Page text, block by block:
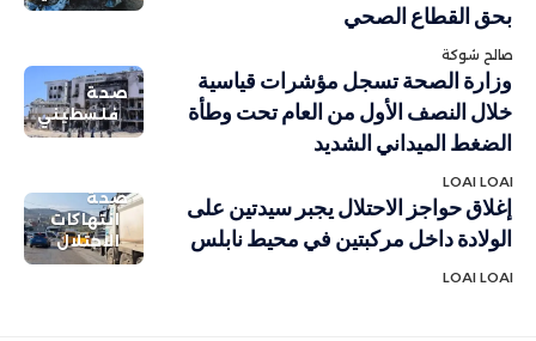
بحق القطاع الصحي
صالح شوكة
صحة
فلسطيني
وزارة الصحة تسجل مؤشرات قياسية
خلال النصف الأول من العام تحت وطأة
الضغط الميداني الشديد
LOAI LOAI
صحة
انتهاكات
الاحتلال
إغلاق حواجز الاحتلال يجبر سيدتين على
الولادة داخل مركبتين في محيط نابلس
LOAI LOAI